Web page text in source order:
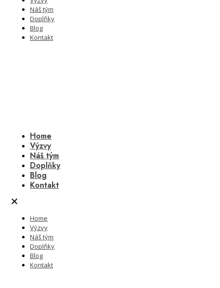
Náš tým
Doplňky
Blog
Kontakt
Home
Výzvy
Náš tým
Doplňky
Blog
Kontakt
✕
Home
Výzvy
Náš tým
Doplňky
Blog
Kontakt